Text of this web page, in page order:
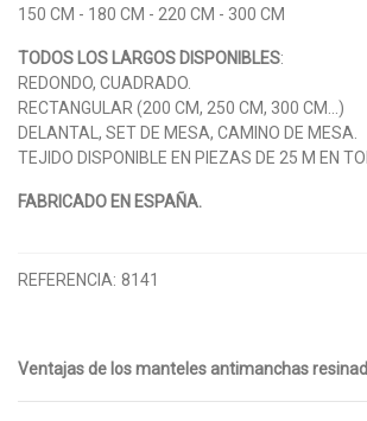
150 CM - 180 CM - 220 CM - 300 CM
TODOS LOS LARGOS DISPONIBLES:
REDONDO, CUADRADO.
RECTANGULAR (200 CM, 250 CM, 300 CM...)
DELANTAL, SET DE MESA, CAMINO DE MESA.
TEJIDO DISPONIBLE EN PIEZAS DE 25 M EN
FABRICADO EN ESPAÑA.
REFERENCIA: 8141
Ventajas de los manteles antimanchas